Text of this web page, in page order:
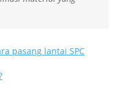
pasang lantai SPC